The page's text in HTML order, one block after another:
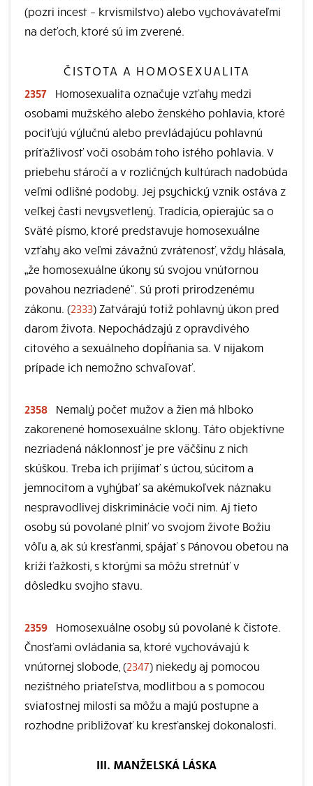
(pozri incest – krvismilstvo) alebo vychovávateľmi
na deťoch, ktoré sú im zverené.
ČISTOTA A HOMOSEXUALITA
2357
Homosexualita označuje vzťahy medzi
osobami mužského alebo ženského pohlavia, ktoré
pociťujú výlučnú alebo prevládajúcu pohlavnú
príťažlivosť voči osobám toho istého pohlavia. V
priebehu stáročí a v rozličných kultúrach nadobúda
veľmi odlišné podoby. Jej psychický vznik ostáva z
veľkej časti nevysvetlený. Tradícia, opierajúc sa o
Sväté písmo, ktoré predstavuje homosexuálne
vzťahy ako veľmi závažnú zvrátenosť, vždy hlásala,
„že homosexuálne úkony sú svojou vnútornou
povahou nezriadené“. Sú proti prirodzenému
zákonu. (2333) Zatvárajú totiž pohlavný úkon pred
darom života. Nepochádzajú z opravdivého
citového a sexuálneho dopĺňania sa. V nijakom
prípade ich nemožno schvaľovať.
2358
Nemalý počet mužov a žien má hlboko
zakorenené homosexuálne sklony. Táto objektívne
nezriadená náklonnosť je pre väčšinu z nich
skúškou. Treba ich prijímať s úctou, súcitom a
jemnocitom a vyhýbať sa akémukoľvek náznaku
nespravodlivej diskriminácie voči nim. Aj tieto
osoby sú povolané plniť vo svojom živote Božiu
vôľu a, ak sú kresťanmi, spájať s Pánovou obetou na
kríži ťažkosti, s ktorými sa môžu stretnúť v
dôsledku svojho stavu.
2359
Homosexuálne osoby sú povolané k čistote.
Čnosťami ovládania sa, ktoré vychovávajú k
vnútornej slobode, (2347) niekedy aj pomocou
nezištného priateľstva, modlitbou a s pomocou
sviatostnej milosti sa môžu a majú postupne a
rozhodne približovať ku kresťanskej dokonalosti.
III. MANŽELSKÁ LÁSKA